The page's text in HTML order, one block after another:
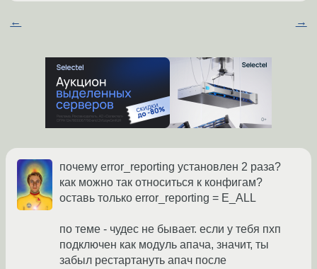
← →
почему error_reporting установлен 2 раза?
как можно так относиться к конфигам?
оставь только error_reporting = E_ALL
по теме - чудес не бывает. если у тебя пхп
подключен как модуль апача, значит, ты
забыл рестартануть апач после